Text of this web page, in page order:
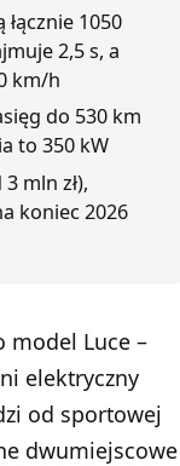
1050
2,5 s, a
km/h
do 530 km
to 350 kW
mln zł),
koniec 2026
model Luce –
elektryczny
od sportowej
dwumiejscowe